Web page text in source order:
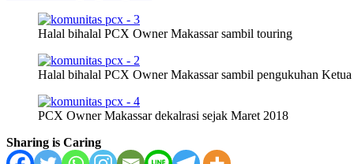
Halal bihalal PCX Owner Makassar sambil touring
Halal bihalal PCX Owner Makassar sambil pengukuhan
PCX Owner Makassar dekalrasi sejak Maret 2018
Sharing is Caring